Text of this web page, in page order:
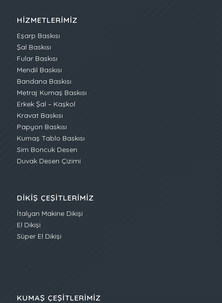
HIZMETLERIMIZ
Eşarp Baskısı
Şal Baskısı
Fular Baskısı
Mendil Baskısı
Bandana Baskısı
Metraj Kumaş Baskısı
Erkek Şal – Kaşkol
Kravat Baskısı
Papyon Baskısı
Kumaş Tablo Baskısı
Sim Boncuk Desen
Duvak Desen Çizimi
DIKIŞ ÇEŞITLERIMIZ
İtalyan Makine Dikişi
El Dikişi
Süper El Dikişi
KUMAŞ ÇEŞITLERIMIZ